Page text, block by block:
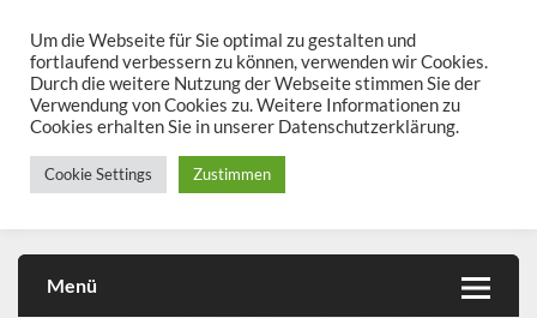
contentchemieseiten.de
Chemie kann man üben!
Menü
Um die Webseite für Sie optimal zu gestalten und
fortlaufend verbessern zu können, verwenden wir Cookies.
Durch die weitere Nutzung der Webseite stimmen Sie der
Verwendung von Cookies zu. Weitere Informationen zu
Cookies erhalten Sie in unserer Datenschutzerklärung.
Cookie Settings Zustimmen